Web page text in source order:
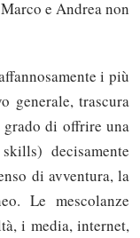
e Andrea non
i più
generale, trascura
di offrire una
decisamente
di avventura, la
Le mescolanze
i media, internet,